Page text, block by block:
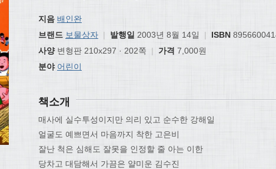
지음 배인완
브랜드 보물상자 | 발행일 2003년 8월 14일 | ISBN
사양변형판 210x297 · 202쪽 | 가격 7,000원
분야 어린이
책소개
매사에 실수투성이지만 의리 있고 순수한 강해일
얼굴도 예쁘면서 마음까지 착한 고은비
잘난 척은 심해도 잘못을 인정할 줄 아는 이한
당차고 대담해서 가끔은 얄미운 김수진